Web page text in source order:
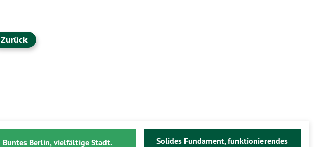
Zurück
Buntes Berlin, vielfältige Stadt.
Solides Fundament, funktionierendes